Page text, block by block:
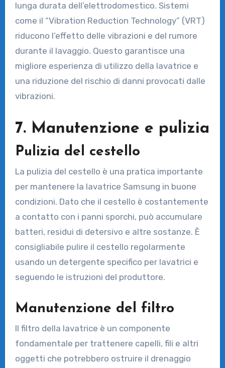
lunga durata dell’elettrodomestico. Sistemi
come il “Vibration Reduction Technology” (VRT)
riducono l’effetto delle vibrazioni e del rumore
durante il lavaggio. Questo garantisce una
migliore esperienza di utilizzo della lavatrice e
una riduzione del rischio di danni provocati dalle
vibrazioni.
7. Manutenzione e pulizia
Pulizia del cestello
La pulizia del cestello è una pratica importante
per mantenere la lavatrice Samsung in buone
condizioni. Dato che il cestello è costantemente
a contatto con i panni sporchi, può accumulare
batteri, residui di detersivo e altre sostanze. È
consigliabile pulire il cestello regolarmente
usando un detergente specifico per lavatrici e
seguendo le istruzioni del produttore.
Manutenzione del filtro
Il filtro della lavatrice è un componente
fondamentale per trattenere capelli, fili e altri
oggetti che potrebbero ostruire il drenaggio